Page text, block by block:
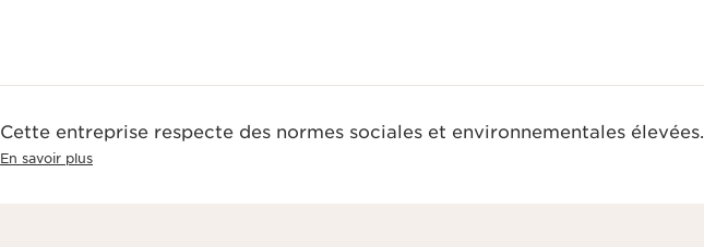
Cette entreprise respecte des normes sociales et environnementales élevées.
En savoir plus